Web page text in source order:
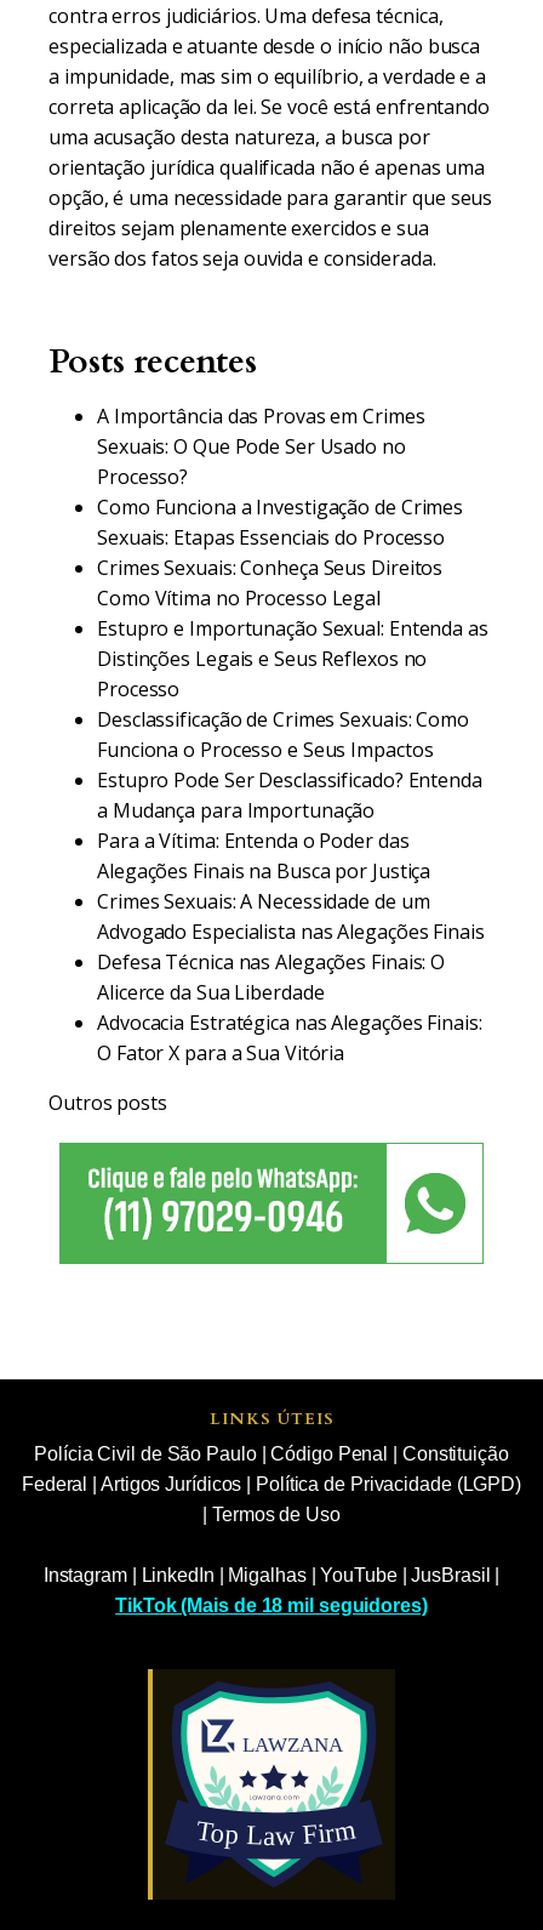
contra erros judiciários. Uma defesa técnica,
especializada e atuante desde o início não busca
a impunidade, mas sim o equilíbrio, a verdade e a
correta aplicação da lei. Se você está enfrentando
uma acusação desta natureza, a busca por
orientação jurídica qualificada não é apenas uma
opção, é uma necessidade para garantir que seus
direitos sejam plenamente exercidos e sua
versão dos fatos seja ouvida e considerada.
Posts recentes
A Importância das Provas em Crimes
Sexuais: O Que Pode Ser Usado no
Processo?
Como Funciona a Investigação de Crimes
Sexuais: Etapas Essenciais do Processo
Crimes Sexuais: Conheça Seus Direitos
Como Vítima no Processo Legal
Estupro e Importunação Sexual: Entenda as
Distinções Legais e Seus Reflexos no
Processo
Desclassificação de Crimes Sexuais: Como
Funciona o Processo e Seus Impactos
Estupro Pode Ser Desclassificado? Entenda
a Mudança para Importunação
Para a Vítima: Entenda o Poder das
Alegações Finais na Busca por Justiça
Crimes Sexuais: A Necessidade de um
Advogado Especialista nas Alegações Finais
Defesa Técnica nas Alegações Finais: O
Alicerce da Sua Liberdade
Advocacia Estratégica nas Alegações Finais:
O Fator X para a Sua Vitória
Outros posts
LINKS ÚTEIS
Polícia Civil de São Paulo|Código Penal
Constituição
Federal
Artigos Jurídicos
Política de Privacidade (LGPD)
|Termos de Uso
Instagram| LinkedIn Migalhas|YouTube|JusBrasil
TikTok (Mais de 18 mil seguidores)